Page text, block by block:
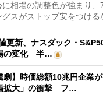
相場の調整色が強まり、
スがストップ安をつける
更新、ナスダック・
の変化 半…
劇】時価総額10兆円企業
拡大」の衝撃 フ…